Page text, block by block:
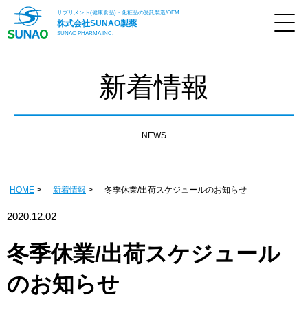
株式会社SUNAO製薬
サプリメント(健康食品)・化粧品の受託製造/OEM
SUNAO PHARMA INC.
新着情報
NEWS
HOME 新着情報 冬季休業/出荷スケジュールのお知らせ
2020.12.02
冬季休業/出荷スケジュール
のお知らせ